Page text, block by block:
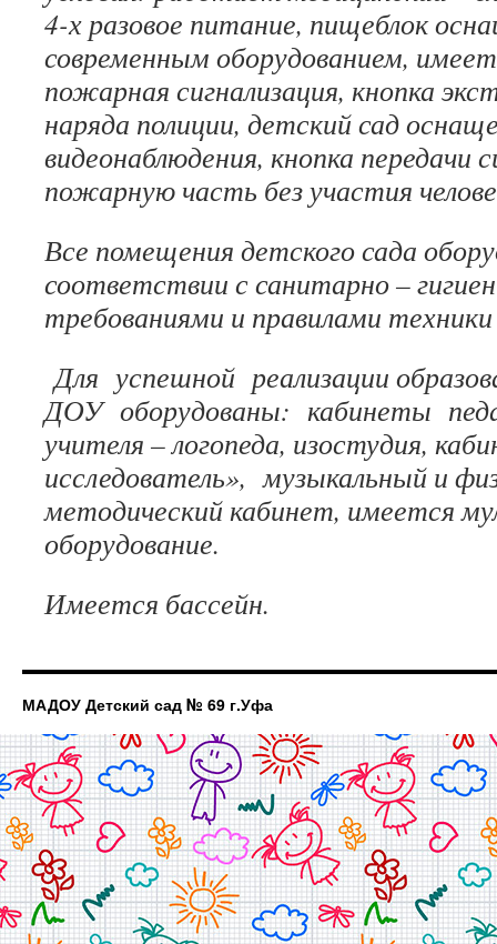
4-х разовое питание, пищеблок
современным оборудованием,
пожарная сигнализация, кнопка
наряда полиции, детский сад
видеонаблюдения, кнопка передачи
пожарную часть без участия
Все помещения детского сада
соответствии с санитарно –
требованиями и правилами
Для успешной реализации
ДОУ оборудованы: кабинеты
учителя – логопеда, изостудия,
исследователь», музыкальный и
методический кабинет, имеется
оборудование.
Имеется бассейн.
МАДОУ Детский сад № 69 г.Уфа